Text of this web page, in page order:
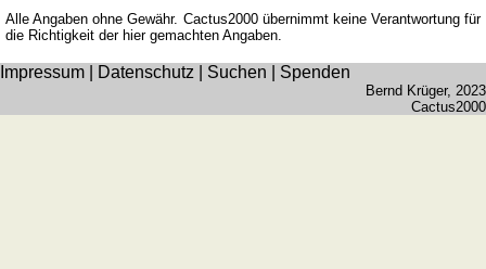
Alle Angaben ohne Gewähr. Cactus2000 übernimmt keine Verantwortung für
die Richtigkeit der hier gemachten Angaben.
Impressum Datenschutz Suchen Spenden
Bernd Krüger, 2023
Cactus2000